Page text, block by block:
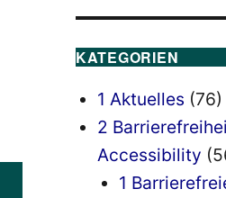
KATEGORIEN
1 Aktuelles (76)
2
Accessibility
1